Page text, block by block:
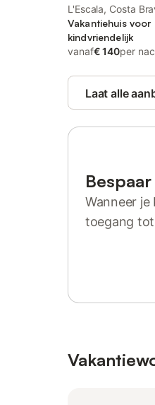
L'Escala, Costa
Vakantiehuis
kindvriendelijk
vanaf€ 140per
Laat alle
Wanneer
toegang